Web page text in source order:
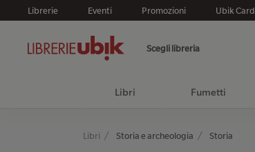
Librerie Eventi Promozioni Ubik Card
Scegli libreria
Libri Fumetti
Libri Storia e archeologia Storia